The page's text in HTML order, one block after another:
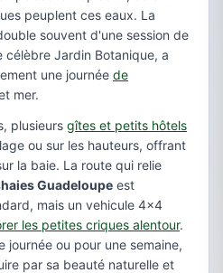
peuplent ces eaux. La
souvent d'une session de
célèbre Jardin Botanique, a
une journée de
mer.
plusieurs gîtes et petits hôtels
ou sur les hauteurs, offrant
la baie. La route qui relie
Guadeloupe est
mais un vehicule 4x4
les petites criques alentour.
journée ou pour une semaine,
par sa beauté naturelle et